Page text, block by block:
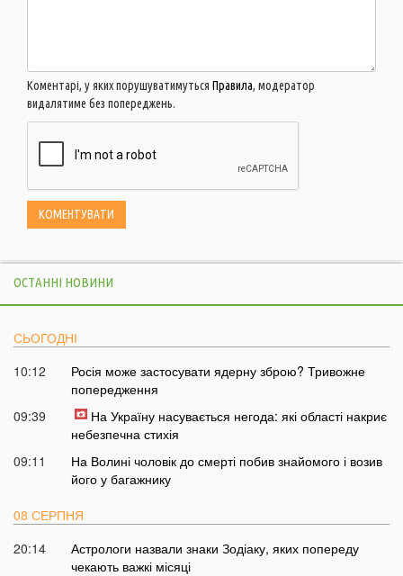
Коментарі, у яких порушуватимуться Правила, модератор
видалятиме без попереджень.
ОСТАННІ НОВИНИ
СЬОГОДНІ
10:12
Росія може застосувати ядерну зброю? Тривожне
попередження
09:39
На Україну насувається негода: які області накриє
небезпечна стихія
09:11
На Волині чоловік до смерті побив знайомого і возив
його у багажнику
08 СЕРПНЯ
20:14
Астрологи назвали знаки Зодіаку, яких попереду
чекають важкі місяці